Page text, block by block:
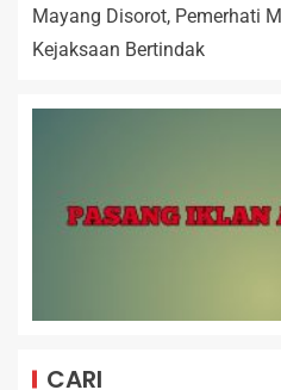
Mayang Disorot, Pemerhati
Kejaksaan Bertindak
CARI